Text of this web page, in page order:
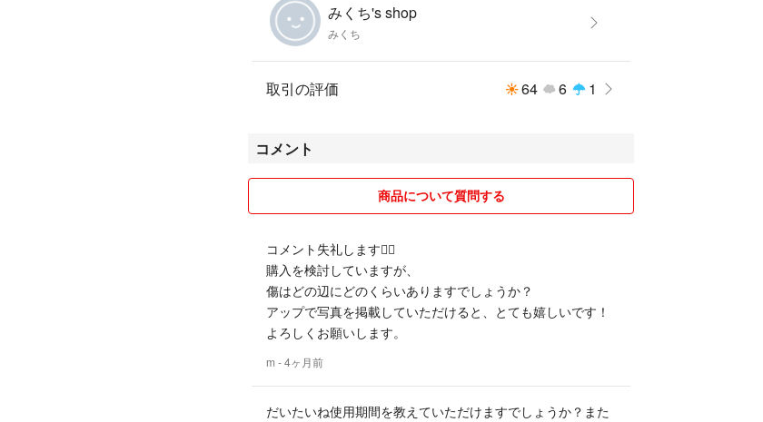
みくち's shop
みくち
取引の評価 64 6 1
コメント
商品について質問する
コメント失礼します🙇‍♀️
購入を検討していますが、
傷はどの辺にどのくらいありますでしょうか？
アップで写真を掲載していただけると、とても嬉しいです！
よろしくお願いします。
m - 4ヶ月前
だいたいね使用期間を教えていただけますでしょうか？また